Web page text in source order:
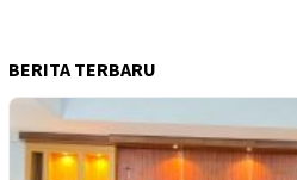
BERITA TERBARU